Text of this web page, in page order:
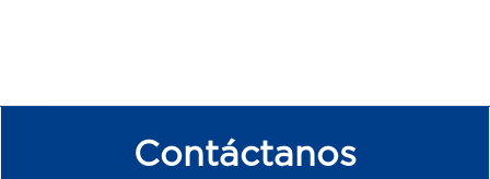
Contáctanos